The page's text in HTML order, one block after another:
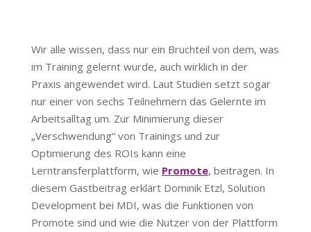
Wir alle wissen, dass nur ein Bruchteil von dem, was
im Training gelernt wurde, auch wirklich in der
Praxis angewendet wird. Laut Studien setzt sogar
nur einer von sechs Teilnehmern das Gelernte im
Arbeitsalltag um. Zur Minimierung dieser
„Verschwendung“ von Trainings und zur
Optimierung des ROIs kann eine
Lerntransferplattform, wie Promote, beitragen. In
diesem Gastbeitrag erklärt Dominik Etzl, Solution
Development bei MDI, was die Funktionen von
Promote sind und wie die Nutzer von der Plattform